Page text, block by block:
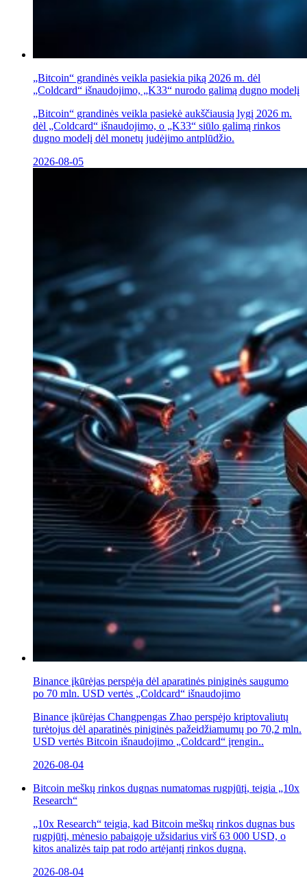
„Bitcoin“ grandinės veikla pasiekia piką 2026 m. dėl
„Coldcard“ išnaudojimo, „K33“ nurodo galimą dugno modelį
„Bitcoin“ grandinės veikla pasiekė aukščiausią lygį 2026 m.
dėl „Coldcard“ išnaudojimo, o „K33“ siūlo galimą rinkos
dugno modelį dėl monetų judėjimo antplūdžio.
2026-08-05
Binance įkūrėjas perspėja dėl aparatinės piniginės saugumo
po 70 mln. USD vertės „Coldcard“ išnaudojimo
Binance įkūrėjas Changpengas Zhao perspėjo kriptovaliutų
turėtojus dėl aparatinės piniginės pažeidžiamumų po 70,2 mln.
USD vertės Bitcoin išnaudojimo „Coldcard“ įrengin..
2026-08-04
Bitcoin meškų rinkos dugnas numatomas rugpjūtį, teigia „10x
Research“
„10x Research“ teigia, kad Bitcoin meškų rinkos dugnas bus
rugpjūtį, mėnesio pabaigoje užsidarius virš 63 000 USD, o
kitos analizės taip pat rodo artėjantį rinkos dugną.
2026-08-04